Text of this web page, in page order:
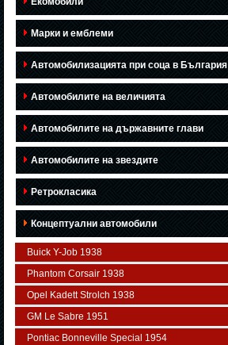
Марки и емблеми
Автомобилизацията при соца в България
Автомобилите на величията
Автомобилите на държавните глави
Автомобилите на звездите
Ретрокласика
Концептуални автомобили
Buick Y-Job 1938
Phantom Corsair 1938
Opel Kadett Strolch 1938
GM Le Sabre 1951
Pontiac Bonneville Special 1954